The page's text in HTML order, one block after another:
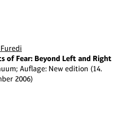
of Fear: Beyond Left and Right
Auflage: New edition (14.
2006)